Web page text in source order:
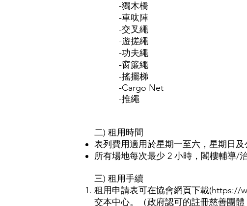
-獨木橋
-車呔陣
-交叉繩
-遊搓繩
-功夫繩
-窗簾繩
-搖擺梯
-Cargo Net
-推繩
二) 租用時間
表列費用適用於星期一至六，星期日及
所有場地每次最少 2 小時，閣樓輔導/
三)​ 租用手續
租用申請表可在協會網頁下載(https://
交本中心。（政府認可的註冊慈善團